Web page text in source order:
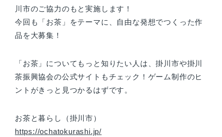
川市のご協力のもと実施します！
今回も「お茶」をテーマに、自由な発想でつくった作
品を大募集！
「お茶」についてもっと知りたい人は、掛川市や掛川
茶振興協会の公式サイトもチェック！ゲーム制作のヒ
ントがきっと見つかるはずです。
お茶と暮らし（掛川市）
https://ochatokurashi.jp/